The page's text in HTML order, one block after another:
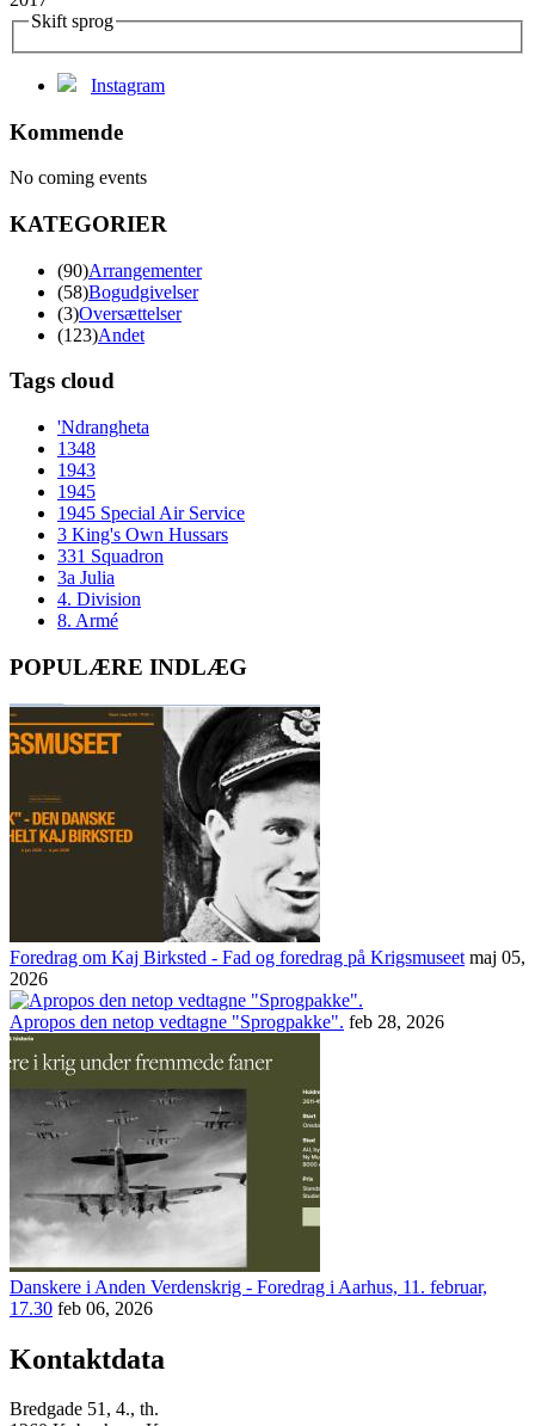
Skift sprog
Instagram
Kommende
No coming events
KATEGORIER
(90)Arrangementer
(58)Bogudgivelser
(3)Oversættelser
(123)Andet
Tags cloud
'Ndrangheta
1348
1943
1945
1945 Special Air Service
3 King's Own Hussars
331 Squadron
3a Julia
4. Division
8. Armé
POPULÆRE INDLÆG
Foredrag om Kaj Birksted - Fad og foredrag på Krigsmuseet maj 05,
2026
Apropos den netop vedtagne "Sprogpakke". feb 28, 2026
Danskere i Anden Verdenskrig - Foredrag i Aarhus, 11. februar,
17.30 feb 06, 2026
Kontaktdata
Bredgade 51, 4., th.